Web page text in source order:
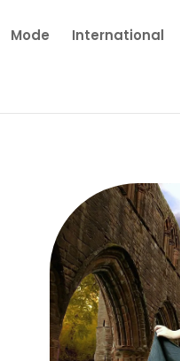
Mode International